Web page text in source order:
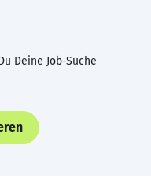
Deine Job-Suche